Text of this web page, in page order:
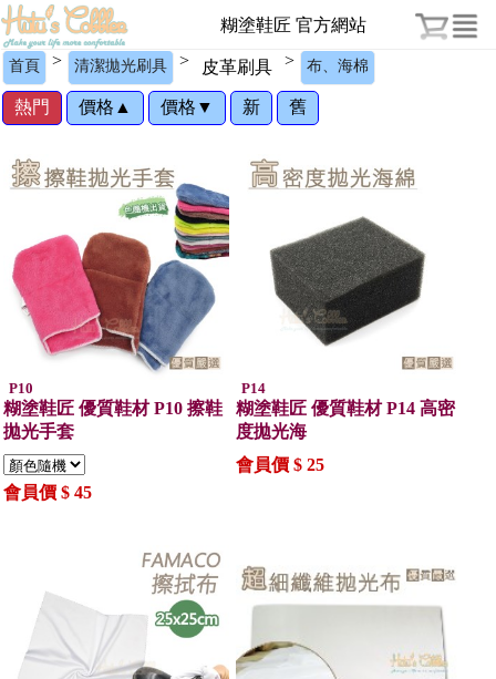
糊塗鞋匠 官方網站
首頁 > 清潔拋光刷具 > 皮革刷具 > 布、海棉
熱門 價格▲ 價格▼ 新 舊
P10
糊塗鞋匠 優質鞋材 P10 擦鞋
拋光手套
會員價 $ 45
P14
糊塗鞋匠 優質鞋材 P14 高密
度拋光海
會員價 $ 25